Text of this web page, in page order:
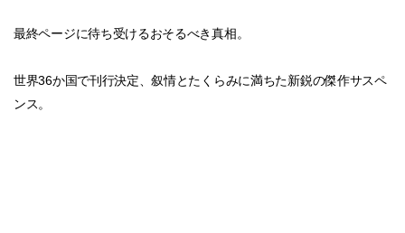
最終ページに待ち受けるおそるべき真相。
世界36か国で刊行決定、叙情とたくらみに満ちた新鋭の傑作サスペ
ンス。